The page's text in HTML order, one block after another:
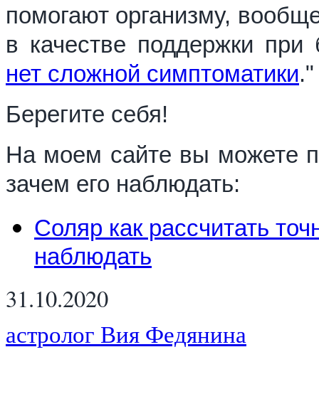
помогают организму,
в качестве поддержки
нет сложной симптоматики."
Берегите себя!
На моем сайте вы можете
зачем его наблюдать:
Соляр как рассчитать
наблюдать
31.10.2020
астролог Вия Федянина